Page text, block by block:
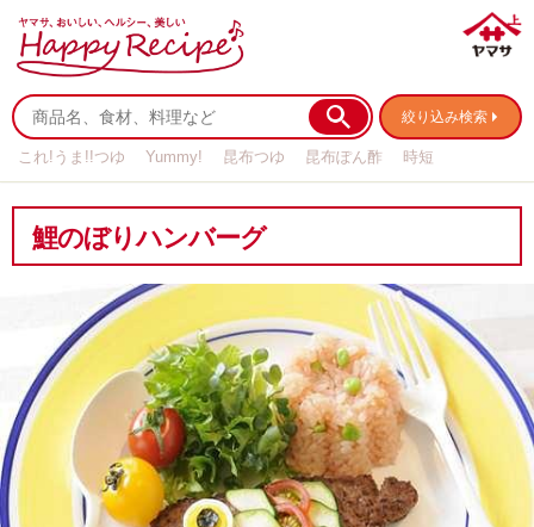
絞り込み検索
これ!うま!!つゆ Yummy! 昆布つゆ 昆布ぽん酢
時短
鯉のぼりハンバーグ